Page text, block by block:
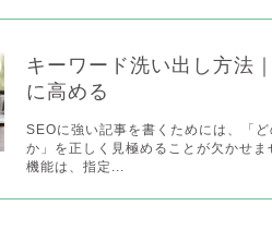
キーワード洗い出し方法
に高める
SEOに強い記事を書くためには、「
か」を正しく見極めることが欠かせま
機能は、指定...